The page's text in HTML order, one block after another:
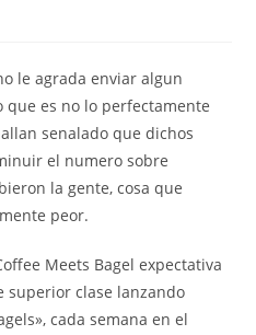
le agrada enviar algun
que es no lo perfectamente
senalado que dichos
el numero sobre
la gente, cosa que
peor.
Meets Bagel expectativa
superior clase lanzando
cada semana en el